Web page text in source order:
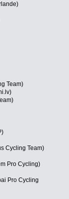
Team)
Cycling Team)
Pro Cycling)
Pro Cycling